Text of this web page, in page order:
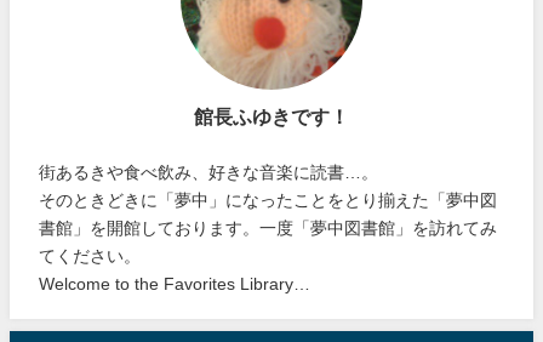
館長ふゆきです！
街あるきや食べ飲み、好きな音楽に読書…。
そのときどきに「夢中」になったことをとり揃えた「夢中図
書館」を開館しております。一度「夢中図書館」を訪れてみ
てください。
Welcome to the Favorites Library…